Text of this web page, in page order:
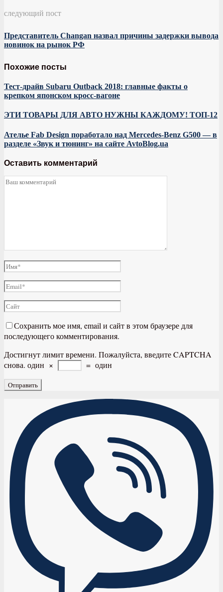
следующий пост
Представитель Changan назвал причины задержки вывода
новинок на рынок РФ
Похожие посты
Тест-драйв Subaru Outback 2018: главные факты о
крепком японском кросс-вагоне
ЭТИ ТОВАРЫ ДЛЯ АВТО НУЖНЫ КАЖДОМУ! ТОП-12
Ателье Fab Design поработало над Mercedes-Benz G500 — в
разделе «Звук и тюнинг» на сайте AvtoBlog.ua
Оставить комментарий
Сохранить мое имя, email и сайт в этом браузере для
последующего комментирования.
Достигнут лимит времени. Пожалуйста, введите CAPTCHA
снова. один × = один